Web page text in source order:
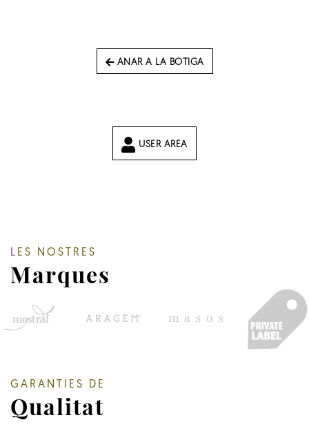
ANAR A LA BOTIGA
USER AREA
LES NOSTRES
Marques
GARANTIES DE
Qualitat